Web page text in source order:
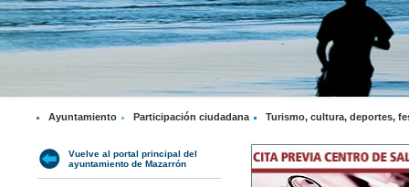
Ayuntamiento Participación ciudadana Turismo, cultura, deportes,
Vuelve al portal principal del
ayuntamiento de Mazarrón